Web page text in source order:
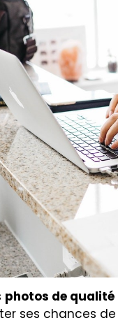
photos de qualité
ses chances de